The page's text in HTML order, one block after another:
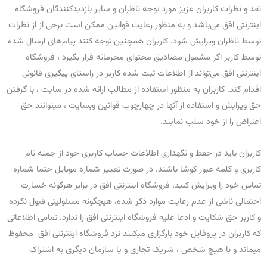
نقد و نظرات کاربران عزیز مورد توجه ناظران و سایر بازدیدکنندگان فروشگاه
اینترنتی افق می‌باشد و به منظور رعایت قوانین ممکن است برخی از از نظرات
توسط ناظران ویرایش شود. کاربران همچنین توجه کنند پیام‌های ارسال شده
توسط کاربر اگر مشمول مصادیق محتوای مجرمانه قرار بگیرد ، فروشگاه
اینترنتی افق می‌تواند از اطلاعات ثبت شده کاربر در راستای پیگیری قانونی
اقدام کند. کاربران به منظور استفاده از مطالب ارائه شده در سایت ، با گرفتن
حق ویرایش و استفاده از آنها در چهارچوب قوانین وبسایت ، میتوانند حق
اعتراض را از خود سلب نمایند.
کاربران باید در حفظ و نگهداری اطلاعات حساب کاربری خود از جمله نام
کاربری و کلمه عبور کوشا باشند. در صورت تغییر شماره موبایل حتما شماره
تماس خود را ویرایش کنید. فروشگاه اینترنتی افق در برابر هرگونه خسارت
احتمالی ناشی از عدم رعایت موارد ذکر شده، هیچگونه مسئولیتی قبول نکرده
و کاربر حق شکایت و ادعا علیه فروشگاه اینترنتی افق را ندارد. تمامی اطلاعاتی
که کاربران در پروفایل خود بارگزاری میکنند نزد فروشگاه اینترنتی افق محفوظ
میماند و با هیچ شخص ، شریک تجاری و یا سازمان دیگری به اشتراک